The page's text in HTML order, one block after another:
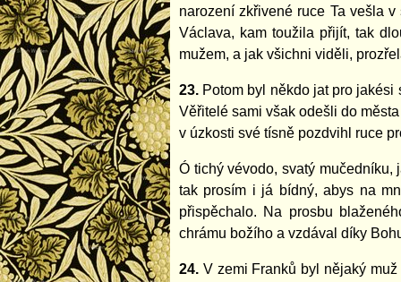
narození zkřivené ruce Ta vešla
Václava, kam toužila přijít, tak
mužem, a jak všichni viděli,
23. Potom byl někdo jat pro
Věřitelé sami však odešli do
v úzkosti své tísně pozdvihl ruce
Ó tichý vévodo, svatý
tak prosím i já bídný, abys na
přispěchalo. Na prosbu
chrámu božího a vzdával díky
24. V zemi Franků byl nějaký